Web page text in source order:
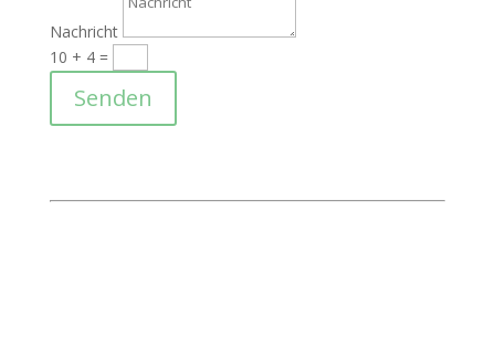
Nachricht
10 + 4=
Senden